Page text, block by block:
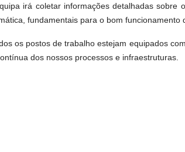
irá coletar informações detalhadas
fundamentais para o bom funcionamento
os postos de trabalho estejam equipados
dos nossos processos e infraestruturas.
Treinamento na Área de Tecnologia da